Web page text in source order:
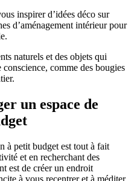
inspirer d’idées déco sur
d’aménagement intérieur pour
naturels et des objets qui
comme des bougies
un espace de
à petit budget est tout à fait
et en recherchant des
est de créer un endroit
à vous recentrer et à méditer